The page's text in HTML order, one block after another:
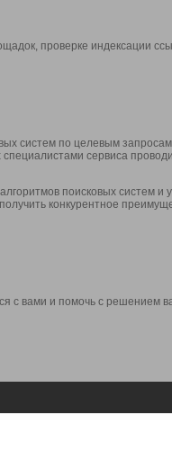
проверке индексации
систем по целевым
сервиса
поисковых систем и
конкурентное
с вами и помочь с решением